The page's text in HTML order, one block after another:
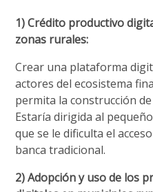
1) Crédito productivo
zonas rurales:
Crear una plataforma
actores del ecosistema
permita la construcción
Estaría dirigida al
que se le dificulta el
banca tradicional.
2) Adopción y uso de los